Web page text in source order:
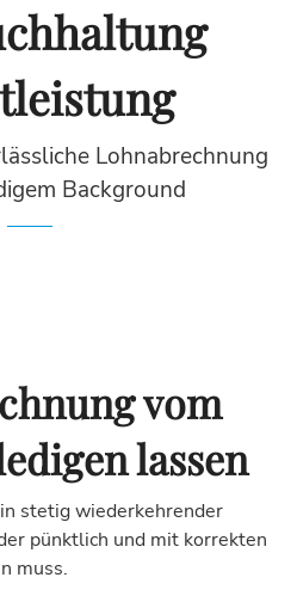
Lohnabrechnung
Background
vom
lassen
stetig wiederkehrender
pünktlich und mit korrekten
muss.